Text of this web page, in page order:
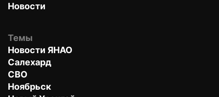
Новости
Темы
Новости ЯНАО
Салехард
СВО
Ноябрьск